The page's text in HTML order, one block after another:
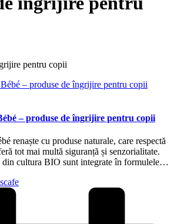
pentru copii
– produse de îngrijire pentru copii
renaște cu produse naturale, care respectă
tot mai multă siguranță și senzorialitate.
din cultura BIO sunt integrate în formulele…